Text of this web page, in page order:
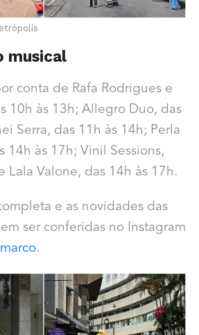
musical
conta de Rafa Rodrigues e
10h às 13h; Allegro Duo, das
Serra, das 11h às 14h; Perla
14h às 17h; Vinil Sessions,
Lala Valone, das 14h às 17h.
e as novidades das
ser conferidas no Instagram
.